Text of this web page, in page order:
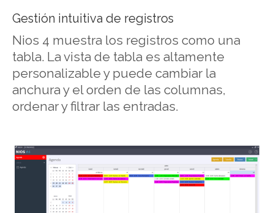
Gestión intuitiva de registros
Nios 4 muestra los registros como una
tabla. La vista de tabla es altamente
personalizable y puede cambiar la
anchura y el orden de las columnas,
ordenar y filtrar las entradas.